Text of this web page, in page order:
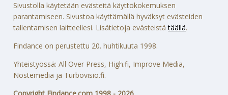
Sivustolla käytetään evästeitä käyttökokemuksen
parantamiseen. Sivustoa käyttämällä hyväksyt evästeiden
tallentamisen laitteellesi. Lisätietoja evästeistätäällä.
Findance on perustettu 20. huhtikuuta 1998.
Yhteistyössä: All Over Press, High.fi, Improve Media,
Nostemedia ja Turbovisio.fi.